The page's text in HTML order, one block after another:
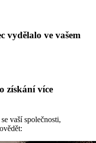
vydělalo ve vašem
získání více
vaší společnosti,